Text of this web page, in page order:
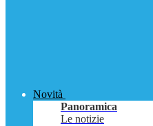
Novità
Panoramica
Le notizie